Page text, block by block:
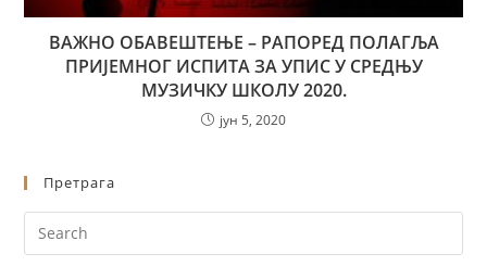
ВАЖНО ОБАВЕШТЕЊЕ – РАПОРЕД ПОЛАГЉА
ПРИЈЕМНОГ ИСПИТА ЗА УПИС У СРЕДЊУ
МУЗИЧКУ ШКОЛУ 2020.
јун 5, 2020
Претрага